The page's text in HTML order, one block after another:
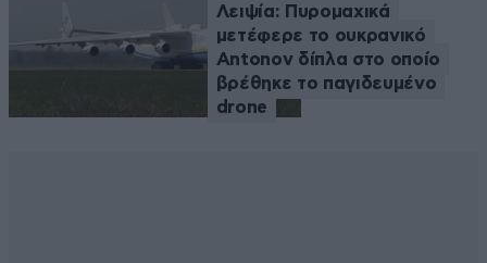
Λειψία: Πυρομαχικά
μετέφερε το ουκρανικό
Antonov δίπλα στο οποίο
βρέθηκε το παγιδευμένο
drone